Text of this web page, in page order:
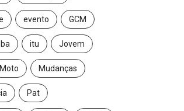
evento GCM
itu Jovem
Moto Mudanças
Pat